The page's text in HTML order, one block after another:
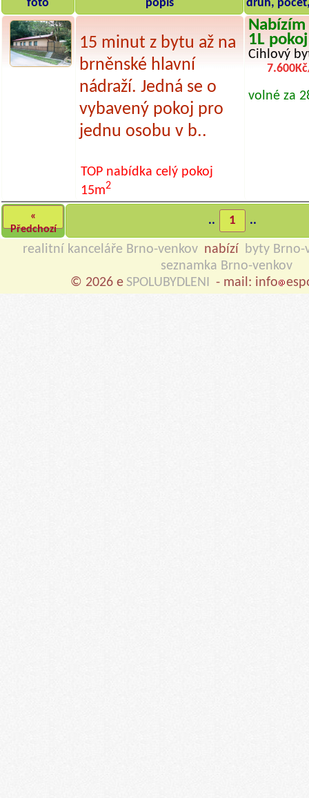
foto popis druh,
15 minut z bytu až na
brněnské hlavní
nádraží. Jedná se o
vybavený pokoj pro
jednu osobu v b..
TOP nabídka celý pokoj
15m2
1L pokoj
Cihlový
volné za
«
Předchozí
.. 1 ..
realitní kanceláře Brno-venkov nabízí byty Brno-
seznamka Brno-venkov
© 2026 e SPOLUBYDLENI - mail: info